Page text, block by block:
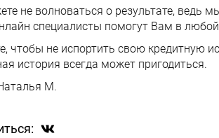
не волноваться о результате, ведь
специалисты помогут Вам в
чтобы не испортить свою кредитную
история всегда может пригодиться.
М.